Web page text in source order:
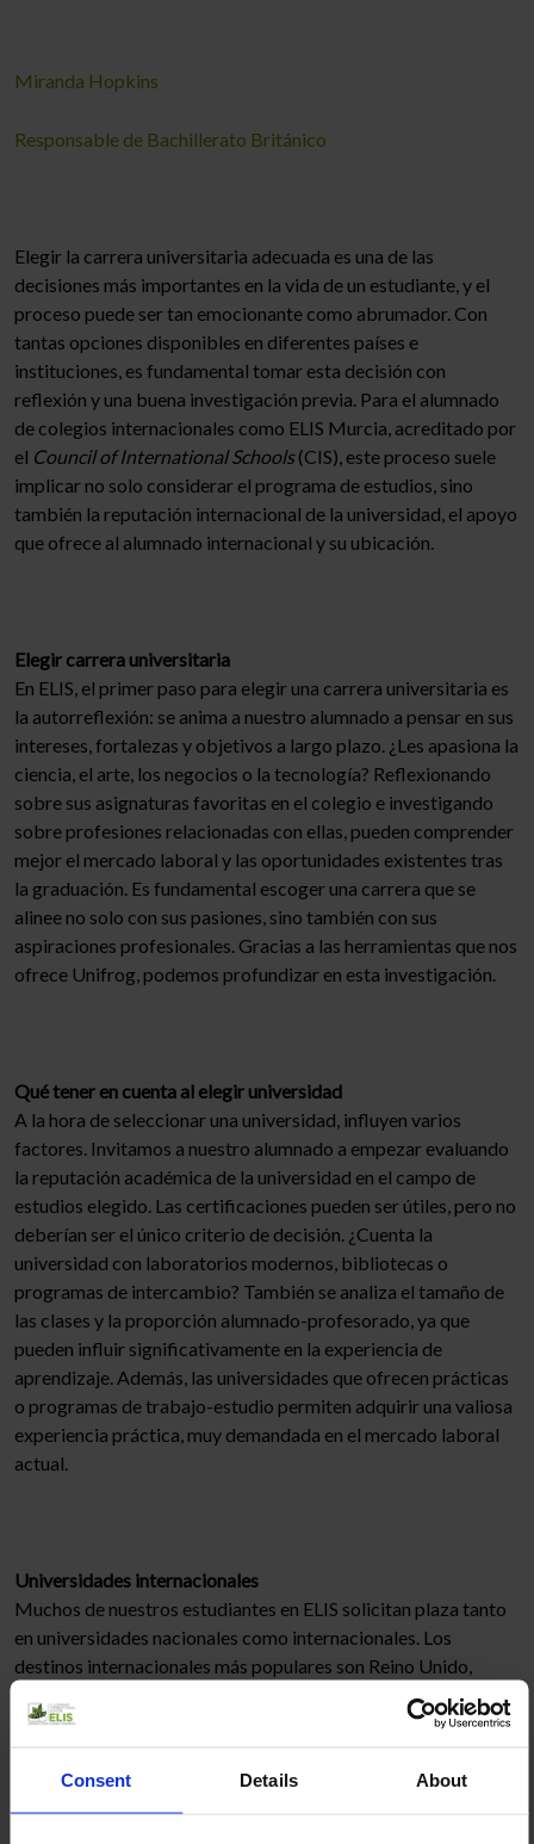
Consent Details About
Miranda Hopkins
Responsable de Bachillerato Británico
Elegir la carrera universitaria adecuada es una de las
decisiones más importantes en la vida de un estudiante, y el
proceso puede ser tan emocionante como abrumador. Con
tantas opciones disponibles en diferentes países e
instituciones, es fundamental tomar esta decisión con
reflexión y una buena investigación previa. Para el alumnado
de colegios internacionales como ELIS Murcia, acreditado por
el Council of International Schools(CIS), este proceso suele
implicar no solo considerar el programa de estudios, sino
también la reputación internacional de la universidad, el apoyo
que ofrece al alumnado internacional y su ubicación.
Elegir carrera universitaria
En ELIS, el primer paso para elegir una carrera universitaria es
la autorreflexión: se anima a nuestro alumnado a pensar en sus
intereses, fortalezas y objetivos a largo plazo. ¿Les apasiona la
ciencia, el arte, los negocios o la tecnología? Reflexionando
sobre sus asignaturas favoritas en el colegio e investigando
sobre profesiones relacionadas con ellas, pueden comprender
mejor el mercado laboral y las oportunidades existentes tras
la graduación. Es fundamental escoger una carrera que se
alinee no solo con sus pasiones, sino también con sus
aspiraciones profesionales. Gracias a las herramientas que nos
ofrece Unifrog, podemos profundizar en esta investigación.
Qué tener en cuenta al elegir universidad
A la hora de seleccionar una universidad, influyen varios
factores. Invitamos a nuestro alumnado a empezar evaluando
la reputación académica de la universidad en el campo de
estudios elegido. Las certificaciones pueden ser útiles, pero no
deberían ser el único criterio de decisión. ¿Cuenta la
universidad con laboratorios modernos, bibliotecas o
programas de intercambio? También se analiza el tamaño de
las clases y la proporción alumnado-profesorado, ya que
pueden influir significativamente en la experiencia de
aprendizaje. Además, las universidades que ofrecen prácticas
o programas de trabajo-estudio permiten adquirir una valiosa
experiencia práctica, muy demandada en el mercado laboral
actual.
Universidades internacionales
Muchos de nuestros estudiantes en ELIS solicitan plaza tanto
en universidades nacionales como internacionales. Los
destinos internacionales más populares son Reino Unido,
Estados Unidos, Países Bajos e Irlanda, todos ellos conocidos
por sus excelentes sistemas de educación superior y su
Las universidades de Países Bajos destacan por sus métodos